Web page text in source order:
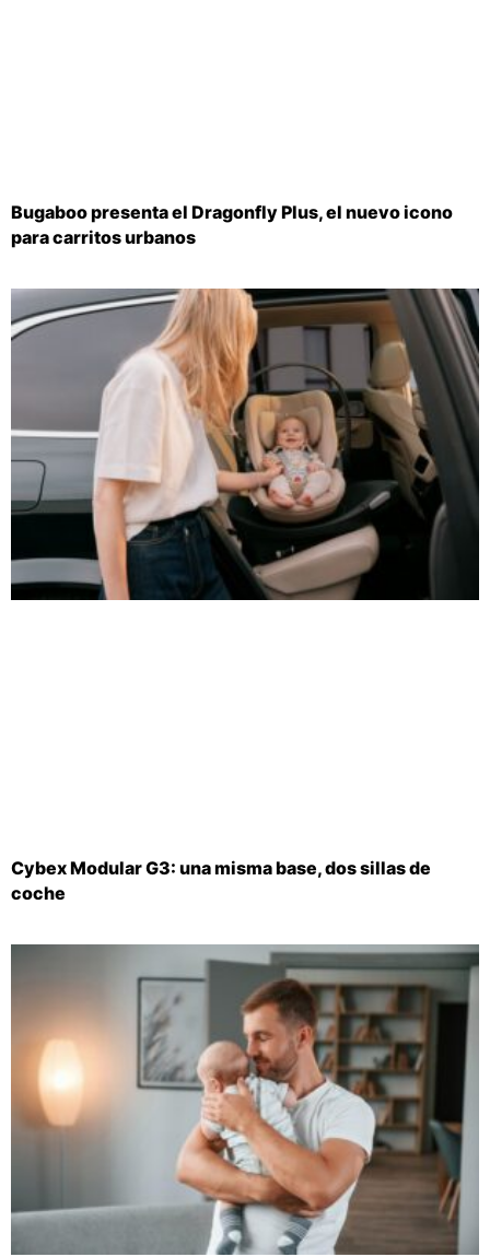
Bugaboo presenta el Dragonfly Plus, el nuevo icono
para carritos urbanos
Cybex Modular G3: una misma base, dos sillas de
coche